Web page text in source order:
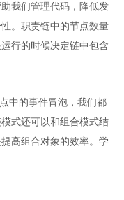
我们管理代码，降低发
。职责链中的节点数量
行的时候决定链中包含
中的事件冒泡，我们都
式还可以和组合模式结
高组合对象的效率。学